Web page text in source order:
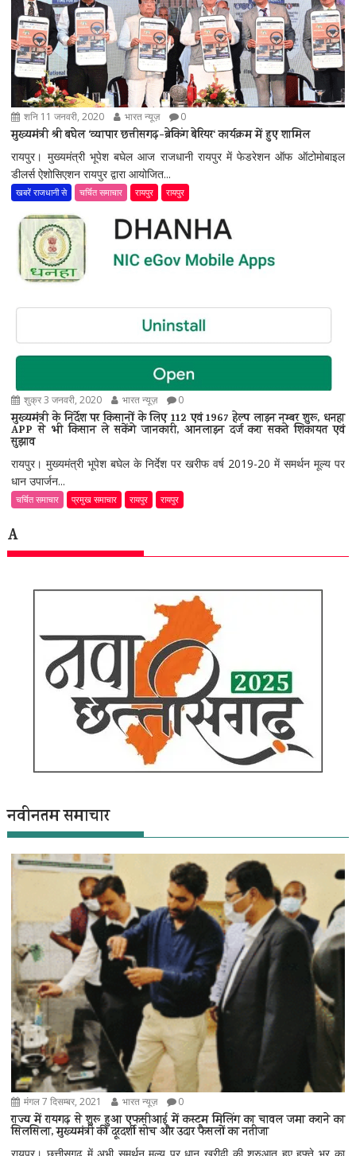
शनि 11 जनवरी, 2020 भारत न्यूज़ 0
मुख्यमंत्री श्री बघेल ‘व्यापार छत्तीसगढ़-ब्रेकिंग बेरियर‘ कार्यक्रम में हुए शामिल
रायपुर। मुख्यमंत्री भूपेश बघेल आज राजधानी रायपुर में फेडरेशन ऑफ ऑटोमोबाइल
डीलर्स ऐशोसिएशन रायपुर द्वारा आयोजित...
खबरें राजधानी से चर्चित समाचार रायपुर रायपुर
शुक्र 3 जनवरी, 2020 भारत न्यूज़ 0
मुख्यमंत्री के निर्देश पर किसानों के लिए 112 एवं 1967 हेल्प लाइन नम्बर शुरू, धनहा
APP से भी किसान ले सकेंगे जानकारी, आनलाइन दर्ज करा सकते शिकायत एवं
सुझाव
रायपुर। मुख्यमंत्री भूपेश बघेल के निर्देश पर खरीफ वर्ष 2019-20 में समर्थन मूल्य पर
धान उपार्जन...
चर्चित समाचार प्रमुख समाचार रायपुर रायपुर
A
नवीनतम समाचार
मंगल 7 दिसम्बर, 2021 भारत न्यूज़ 0
राज्य में रायगढ़ से शुरू हुआ एफसीआई में कस्टम मिलिंग का चावल जमा कराने का
सिलसिला, मुख्यमंत्री की दूरदर्शी सोच और उदार फैसलों का नतीजा